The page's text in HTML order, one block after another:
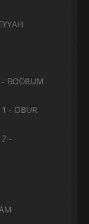
BODRUM
- OBUR
2 -